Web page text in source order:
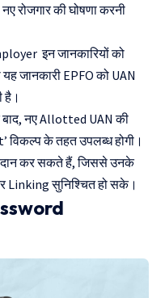
रोजगार की घोषणा करनी
इन जानकारियों को
जानकारी EPFO को UAN
है।
नए Allotted UAN की
विकल्प के तहत उपलब्ध होगी।
कर सकते हैं, जिससे उनके
Linking सुनिश्चित हो सके।